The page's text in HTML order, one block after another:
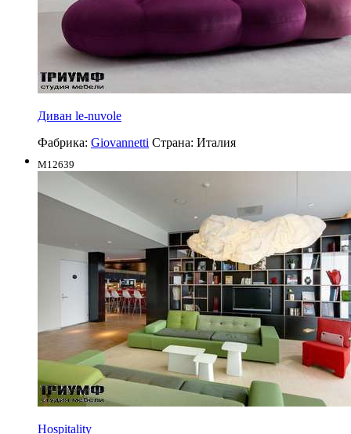
Диван le-nuvole
Фабрика: Giovannetti Страна: Италия
M12639
Hospitality